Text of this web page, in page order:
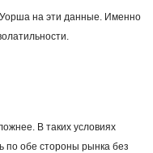
на эти данные. Именно
В таких условиях
по обе стороны рынка без